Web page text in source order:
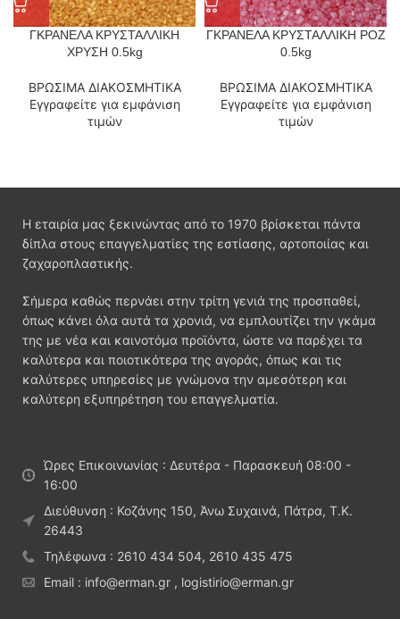
ΓΚΡΑΝΕΛΑ ΚΡΥΣΤΑΛΛΙΚΗ
ΧΡΥΣΗ 0.5kg
ΒΡΩΣΙΜΑ ΔΙΑΚΟΣΜΗΤΙΚΑ
Εγγραφείτε για εμφάνιση
τιμών
ΓΚΡΑΝΕΛΑ ΚΡΥΣΤΑΛΛΙΚΗ ΡΟΖ
0.5kg
ΒΡΩΣΙΜΑ ΔΙΑΚΟΣΜΗΤΙΚΑ
Εγγραφείτε για εμφάνιση
τιμών
Η εταιρία μας ξεκινώντας από το 1970 βρίσκεται πάντα
δίπλα στους επαγγελματίες της εστίασης, αρτοποιίας και
ζαχαροπλαστικής.
Σήμερα καθώς περνάει στην τρίτη γενιά της προσπαθεί,
όπως κάνει όλα αυτά τα χρονιά, να εμπλουτίζει την γκάμα
της με νέα και καινοτόμα προϊόντα, ώστε να παρέχει τα
καλύτερα και ποιοτικότερα της αγοράς, όπως και τις
καλύτερες υπηρεσίες με γνώμονα την αμεσότερη και
καλύτερη εξυπηρέτηση του επαγγελματία.
Ώρες Επικοινωνίας : Δευτέρα - Παρασκευή 08:00 -
16:00
Διεύθυνση : Κοζάνης 150, Άνω Συχαινά, Πάτρα, Τ.Κ.
26443
Τηλέφωνα : 2610 434 504, 2610 435 475
Email : info@erman.gr , logistirio@erman.gr